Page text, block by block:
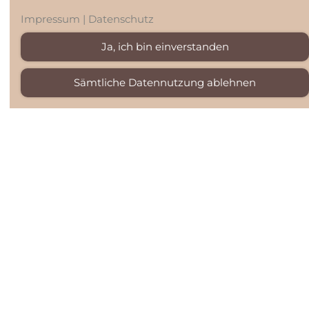
Event-Catering
Mobile
Cocktailbar
Impressum | Datenschutz
Ja, ich bin einverstanden
Sämtliche Datennutzung ablehnen